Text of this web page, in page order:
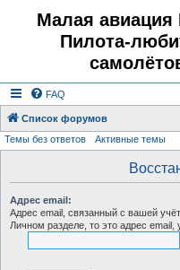
Малая авиация
Пилота-
FAQ
Список форумов
Темы без ответов Активные темы
Адрес email:
Адрес email, связанный с вашей
Личном разделе, то это адрес email,